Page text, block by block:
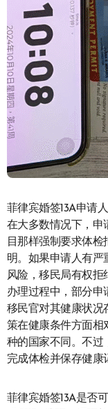
菲律宾婚签13A申请
在大多数情况下，申
目那样强制要求体
明。如果申请人有严
风险，移民局有权拒
办理过程中，部分申
移民官对其健康状况
策在健康条件方面相
种的国家不同。不过
完成体检并保存健康
菲律宾婚签13A是否